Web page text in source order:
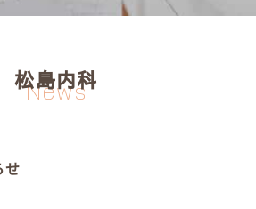
松島内科
News
せ